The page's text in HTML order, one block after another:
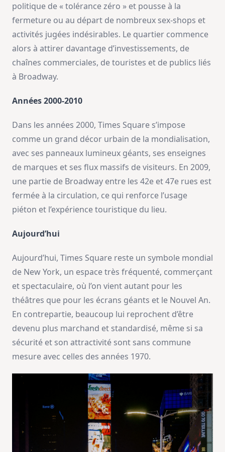
politique de « tolérance zéro » et pousse à la
fermeture ou au départ de nombreux sex-shops et
activités jugées indésirables. Le quartier commence
alors à attirer davantage d’investissements, de
chaînes commerciales, de touristes et de publics liés
à Broadway.
Années 2000-2010
Dans les années 2000, Times Square s’impose
comme un grand décor urbain de la mondialisation,
avec ses panneaux lumineux géants, ses enseignes
de marques et ses flux massifs de visiteurs. En 2009,
une partie de Broadway entre les 42e et 47e rues est
fermée à la circulation, ce qui renforce l’usage
piéton et l’expérience touristique du lieu.
Aujourd’hui
Aujourd’hui, Times Square reste un symbole mondial
de New York, un espace très fréquenté, commerçant
et spectaculaire, où l’on vient autant pour les
théâtres que pour les écrans géants et le Nouvel An.
En contrepartie, beaucoup lui reprochent d’être
devenu plus marchand et standardisé, même si sa
sécurité et son attractivité sont sans commune
mesure avec celles des années 1970.